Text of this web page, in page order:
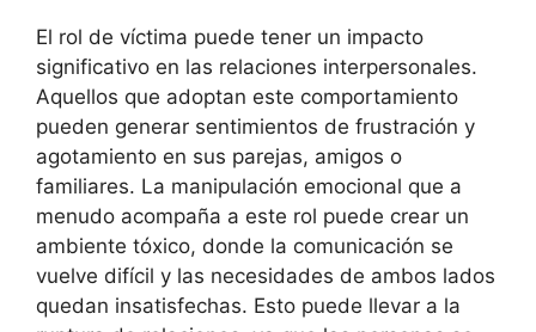
El rol de víctima puede tener un impacto
significativo en las relaciones interpersonales.
Aquellos que adoptan este comportamiento
pueden generar sentimientos de frustración y
agotamiento en sus parejas, amigos o
familiares. La manipulación emocional que a
menudo acompaña a este rol puede crear un
ambiente tóxico, donde la comunicación se
vuelve difícil y las necesidades de ambos lados
quedan insatisfechas. Esto puede llevar a la